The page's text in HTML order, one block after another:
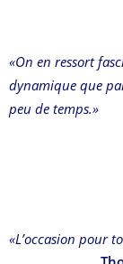
«On en ressort
dynamique que
peu de temps.»
«L’occasion pour